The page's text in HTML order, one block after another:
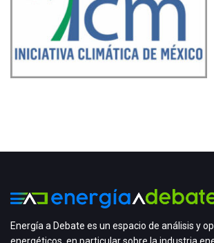
Energía a Debate es un espacio de análisis y